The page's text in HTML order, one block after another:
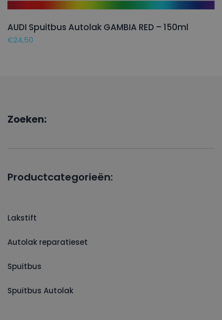
AUDI Spuitbus Autolak GAMBIA RED – 150ml
€24,50
Zoeken:
Productcategorieën:
Lakstift
Autolak reparatieset
Spuitbus
Spuitbus Autolak